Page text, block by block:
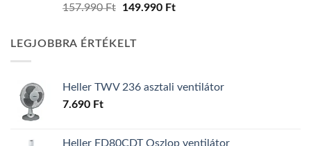
157.990Ft
Original
157.990 Ft.
149.990 FtCurrent
LEGJOBBRA ÉRTÉKELT
Heller TWV 236 asztali ventilátor
7.690 Ft
Heller FD80CDT Oszlop ventilátor